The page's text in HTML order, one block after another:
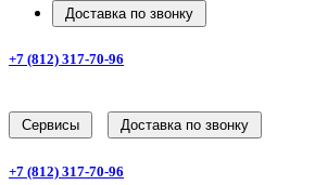
Доставка по звонку
+7 (812) 317-70-96
Cервисы Доставка по звонку
+7 (812) 317-70-96